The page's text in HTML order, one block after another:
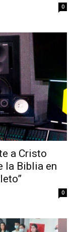
0
a Cristo
la Biblia en
0